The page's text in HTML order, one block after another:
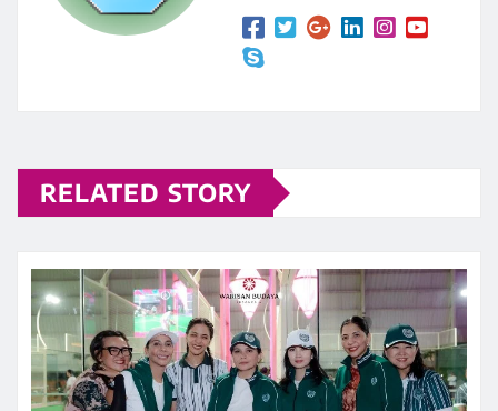
RELATED STORY